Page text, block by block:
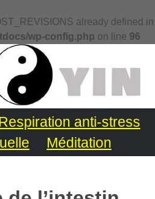
already defined in
wp-config.php on line 96
Respiration anti-stress
Méditation